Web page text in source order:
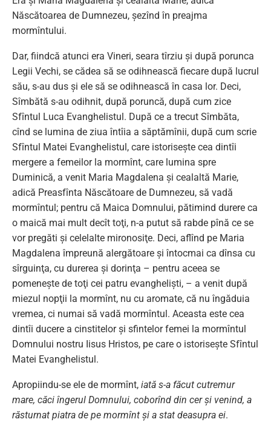
Născătoarea de Dumnezeu, şezînd în preajma
mormîntului.
Dar, fiindcă atunci era Vineri, seara tîrziu şi după porunca
Legii Vechi, se cădea să se odihnească fiecare după lucrul
său, s-au dus şi ele să se odihnească în casa lor. Deci,
Sîmbătă s-au odihnit, după poruncă, după cum zice
Sfîntul Luca Evanghelistul. După ce a trecut Sîmbăta,
cînd se lumina de ziua întîia a săptămînii, după cum scrie
Sfîntul Matei Evanghelistul, care istoriseşte cea dintîi
mergere a femeilor la mormînt, care lumina spre
Duminică, a venit Maria Magdalena şi cealaltă Marie,
adică Preasfînta Născătoare de Dumnezeu, să vadă
mormîntul; pentru că Maica Domnului, pătimind durere ca
o maică mai mult decît toţi, n-a putut să rabde pînă ce se
vor pregăti şi celelalte mironosiţe. Deci, aflînd pe Maria
Magdalena împreună alergătoare şi întocmai ca dînsa cu
sîrguinţa, cu durerea şi dorinţa – pentru aceea se
pomeneşte de toţi cei patru evanghelişti, – a venit după
miezul nopţii la mormînt, nu cu aromate, că nu îngăduia
vremea, ci numai să vadă mormîntul. Aceasta este cea
dintîi ducere a cinstitelor şi sfintelor femei la mormîntul
Domnului nostru Iisus Hristos, pe care o istoriseşte Sfîntul
Matei Evanghelistul.
Apropiindu-se ele de mormînt, iată s-a făcut cutremur
mare, căci îngerul Domnului, coborînd din cer şi venind, a
răsturnat piatra de pe mormînt şi a stat deasupra ei.